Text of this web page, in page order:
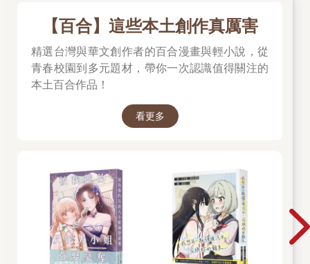
【百合】這些本土創作真厲害
精選台灣與華文創作者的百合漫畫與輕小說，從
青春校園到多元題材，帶你一次認識值得關注的
本土百合作品！
看更多